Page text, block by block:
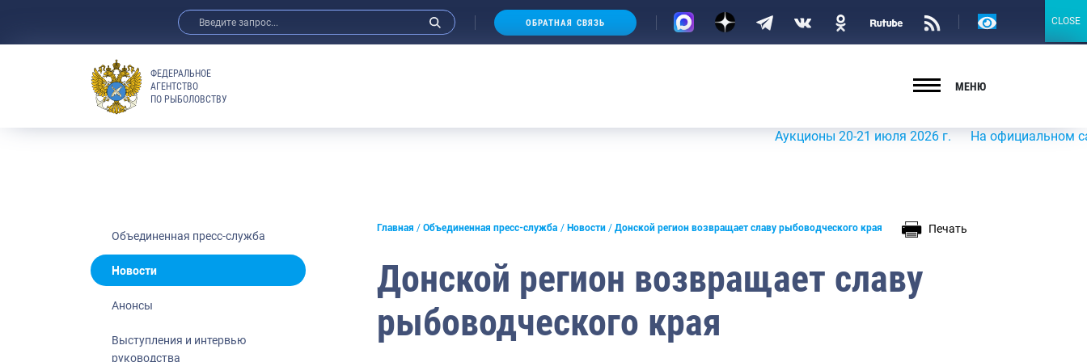
Анонсы
Отраслевые СМИ
Выставки и конференции
Научно-практическая литература
Рыбоохрана России
ОБРАТНАЯ СВЯЗЬ
Версия
ФЕДЕРАЛЬНОЕ
АГЕНТСТВО
ПО РЫБОЛОВСТВУ
МЕНЮ
Аукционы 20-21 июля 2026 г. На официальном сайте
Объединенная пресс-служба
Новости
Анонсы
Выступления и интервью
руководства
Главная Объединенная пресс-служба Новости Донской регион возвращает славу рыбоводческого края Печать
Донской регион возвращает славу
рыбоводческого края
CLOSE
CLOSE